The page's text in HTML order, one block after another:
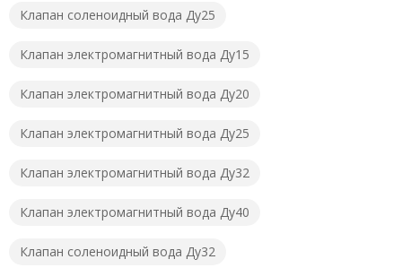
Клапан соленоидный вода Ду25
Клапан электромагнитный вода Ду15
Клапан электромагнитный вода Ду20
Клапан электромагнитный вода Ду25
Клапан электромагнитный вода Ду32
Клапан электромагнитный вода Ду40
Клапан соленоидный вода Ду32